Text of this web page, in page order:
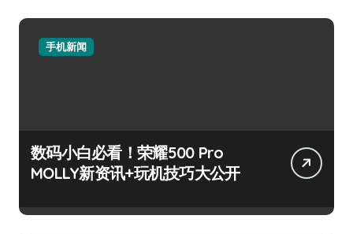
手机新闻
数码小白必看！荣耀500 Pro
MOLLY新资讯+玩机技巧大公开